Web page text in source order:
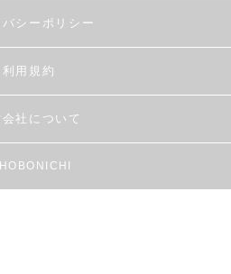
シーポリシー
利用規約
社について